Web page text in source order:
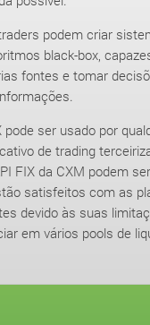
podem criar
black-box,
fontes e tomar
pode ser usado por
de trading
FIX da CXM podem
satisfeitos com as
devido às suas
em vários pools de